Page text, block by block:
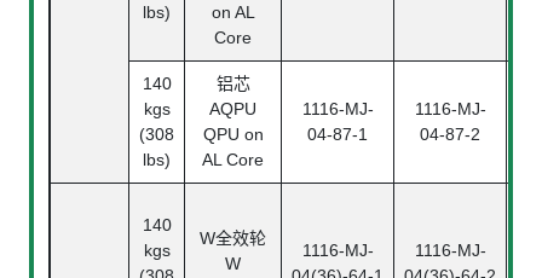
lbs)
on AL
Core
140
kgs
(308
lbs)
铝芯
AQPU
QPU on
AL Core
1116-MJ-
04-87-1
1116-MJ-
04-87-2
140
kgs
W全效轮
W
1116-MJ-
1116-MJ-